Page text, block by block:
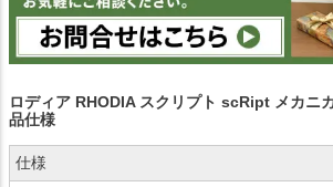
ロディア RHODIA スクリプト scRipt メカニ
品仕様
仕様